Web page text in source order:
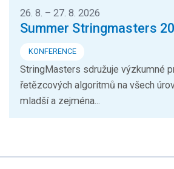
26. 8. – 27. 8. 2026
Summer Stringmasters
KONFERENCE
StringMasters sdružuje výzkumné
řetězcových algoritmů na všech
mladší a zejména...